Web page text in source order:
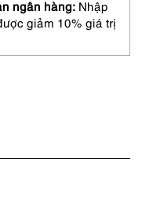
ngân hàng: Nhập
giảm 10% giá trị